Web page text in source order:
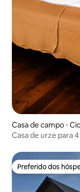
Casa de campo ⋅
Casa de urze para
Preferido dos
Preferido dos